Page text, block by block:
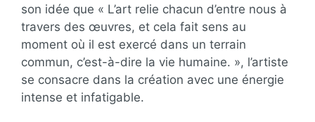
son idée que « L’art relie chacun d’entre nous à
travers des œuvres, et cela fait sens au
moment où il est exercé dans un terrain
commun, c’est-à-dire la vie humaine. », l’artiste
se consacre dans la création avec une énergie
intense et infatigable.